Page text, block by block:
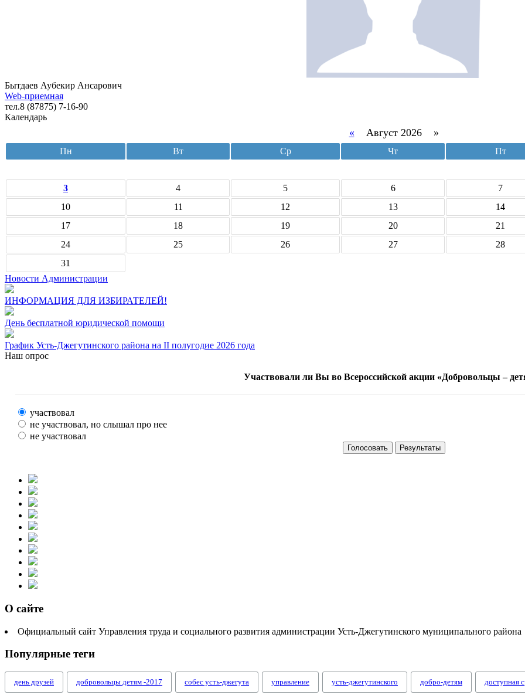
Бытдаев Аубекир Ансарович
Web-приемная
тел.8 (87875) 7-16-90
Календарь
« Август 2026 »
Пн Вт Ср Чт Пт
3
4 5 6 7
10
11 12 13 14
17
18 19 20 21
24
25 26 27 28
31
Новости Администрации
ИНФОРМАЦИЯ ДЛЯ ИЗБИРАТЕЛЕЙ!
День бесплатной юридической помощи
График Усть-Джегутинского района на II полугодие 2026 года
Наш опрос
Участвовали ли Вы во Всероссийской акции «Добровольцы –
участвовал
не участвовал, но слышал про нее
не участвовал
О сайте
Официальный сайт Управления труда и социального развития администрации Усть-Джегутинского муниципального района
Популярные теги
день друзей добровольцы детям -2017 собес усть-джегута управление усть-джегутинского добро-детям доступная